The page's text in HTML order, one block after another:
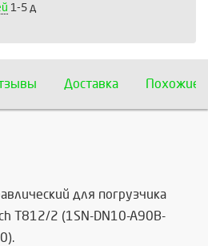
1-5 д
Доставка Похожие
для погрузчика
Т812/2 (1SN-DN10-A90B-